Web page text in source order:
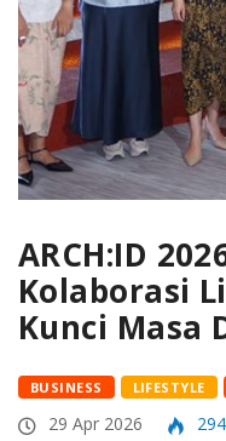
ARCH:ID
Kolaborasi
Kunci Masa
BUSINESS LIFESTYLE
29 Apr 2026